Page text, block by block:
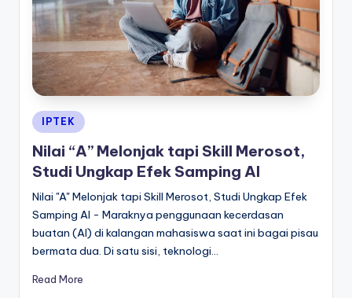
Posted
in
IPTEK
Nilai “A” Melonjak tapi Skill Merosot,
Studi Ungkap Efek Samping AI
Nilai "A" Melonjak tapi Skill Merosot, Studi Ungkap Efek
Samping AI - Maraknya penggunaan kecerdasan
buatan (AI) di kalangan mahasiswa saat ini bagai pisau
bermata dua. Di satu sisi, teknologi…
Read More